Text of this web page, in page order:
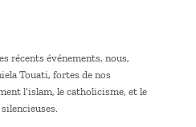
récents événements, nous,
Touati, fortes de nos
l’islam, le catholicisme, et le